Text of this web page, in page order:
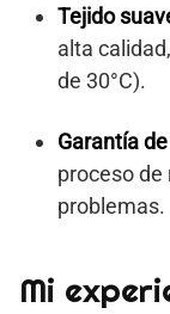
Tejido
alta
de 30°C).
Garantía
proceso
problemas.
Mi